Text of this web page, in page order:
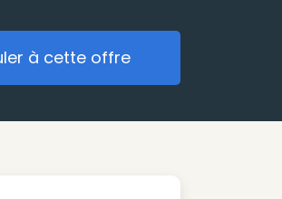
Postuler à cette offre
à cette offre